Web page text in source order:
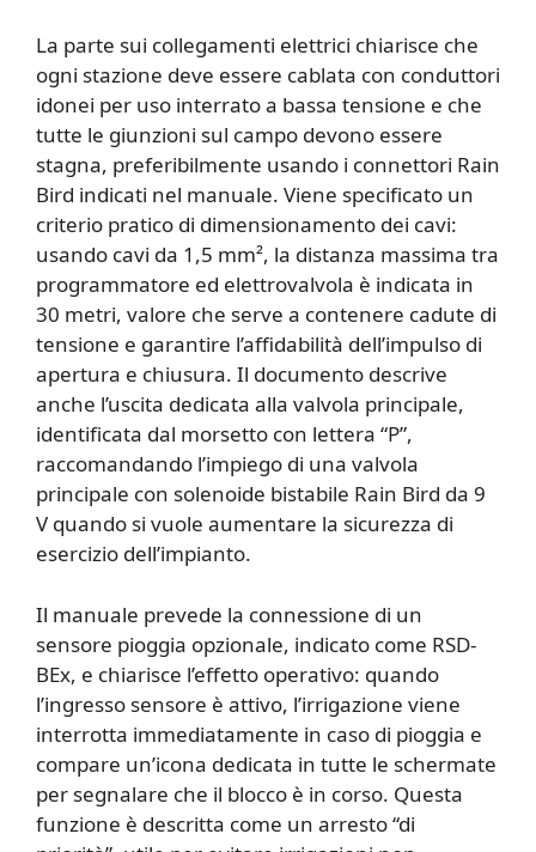
La parte sui collegamenti elettrici chiarisce che
ogni stazione deve essere cablata con conduttori
idonei per uso interrato a bassa tensione e che
tutte le giunzioni sul campo devono essere
stagna, preferibilmente usando i connettori Rain
Bird indicati nel manuale. Viene specificato un
criterio pratico di dimensionamento dei cavi:
usando cavi da 1,5 mm², la distanza massima tra
programmatore ed elettrovalvola è indicata in
30 metri, valore che serve a contenere cadute di
tensione e garantire l’affidabilità dell’impulso di
apertura e chiusura. Il documento descrive
anche l’uscita dedicata alla valvola principale,
identificata dal morsetto con lettera “P”,
raccomandando l’impiego di una valvola
principale con solenoide bistabile Rain Bird da 9
V quando si vuole aumentare la sicurezza di
esercizio dell’impianto.
Il manuale prevede la connessione di un
sensore pioggia opzionale, indicato come RSD-
BEx, e chiarisce l’effetto operativo: quando
l’ingresso sensore è attivo, l’irrigazione viene
interrotta immediatamente in caso di pioggia e
compare un’icona dedicata in tutte le schermate
per segnalare che il blocco è in corso. Questa
funzione è descritta come un arresto “di